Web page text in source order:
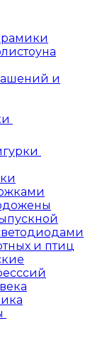
и
и птиц